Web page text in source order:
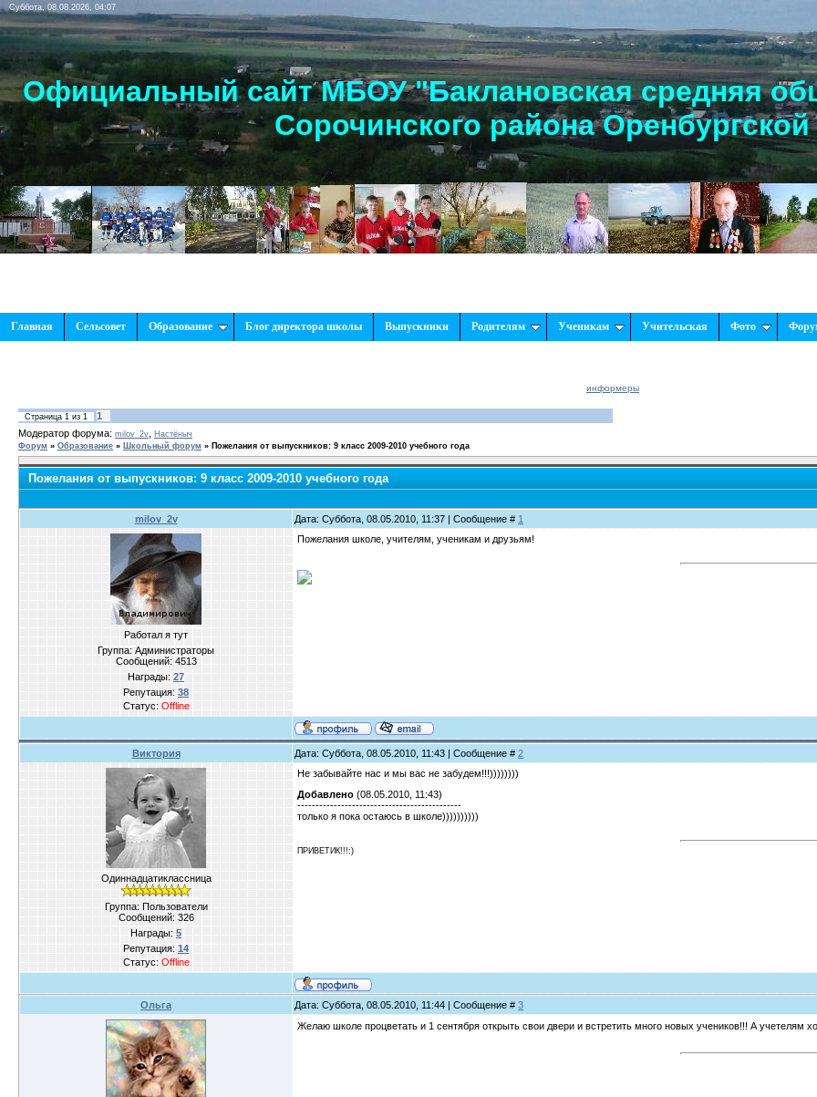
Суббота, 08.08.2026, 04:07
Официальный сайт МБОУ "Баклановская средняя
Сорочинского района
Рады
Главная Сельсовет Образование Блог директора школы Выпускники Родителям Ученикам Учительская Фото
информеры
Страница 1 из 1
1
Модератор форума: milov_2v, Настёныч
Форум » Образование » Школьный форум » Пожелания от выпускников: 9 класс 2009-2010 учебного года
Пожелания от выпускников: 9 класс 2009-2010 учебного года
milov_2v Дата: Суббота, 08.05.2010, 11:37 | Сообщение # 1
Работал я тут
Группа: Администраторы
Сообщений: 4513
Награды: 27
Репутация: 38
Статус: Offline
Пожелания школе, учителям, ученикам и друзьям!
Виктория Дата: Суббота, 08.05.2010, 11:43 | Сообщение # 2
Одиннадцатиклассница
Группа: Пользователи
Сообщений: 326
Награды: 5
Репутация: 14
Статус: Offline
Не забывайте нас и мы вас не забудем!!!))))))))
Добавлено (08.05.2010, 11:43)
---------------------------------------------
только я пока остаюсь в школе))))))))))
ПРИВЕТИК!!!:)
Ольга Дата: Суббота, 08.05.2010, 11:44 | Сообщение # 3
Желаю школе процветать и 1 сентября открыть свои двери и встретить много новых учеников!!! А учетелям